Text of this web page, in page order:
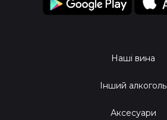
Наші вина
Інший алкоголь
Аксесуари